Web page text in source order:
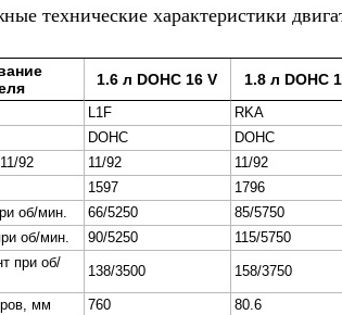
технические характеристики
1.6 л DOHC 16 V 1.8 л DOHC
L1F RKA
DOHC DOHC
92
11/92 11/92
1597 1796
об/мин.
66/5250 85/5750
об/мин.
90/5250 115/5750
при об/
138/3500 158/3750
мм 760 80.6